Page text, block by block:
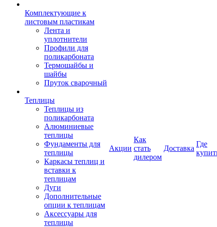
Комплектующие к
листовым пластикам
Лента и
уплотнители
Профили для
поликарбоната
Термошайбы и
шайбы
Пруток сварочный
Теплицы
Теплицы из
поликарбоната
Алюминиевые
теплицы
Фундаменты для
теплицы
Каркасы теплиц и
вставки к
теплицам
Дуги
Дополнительные
опции к теплицам
Аксессуары для
теплицы
Акции
Как
стать
дилером
Доставка
Где